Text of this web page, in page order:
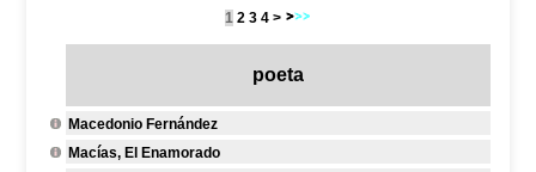
1 2 3 4 >
poeta
Macedonio Fernández
Macías, El Enamorado